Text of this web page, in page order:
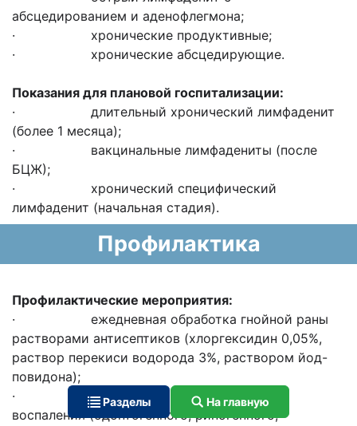
абсцедированием и аденофлегмона;
· хронические продуктивные;
· хронические абсцедирующие.
Показания для плановой госпитализации:
· длительный хронический лимфаденит
(более 1 месяца);
· вакцинальные лимфадениты (после
БЦЖ);
· хронический специфический
лимфаденит (начальная стадия).
Профилактика
Профилактические мероприятия:
· ежедневная обработка гнойной раны
растворами антисептиков (хлоргексидин 0,05%,
раствор перекиси водорода 3%, раствором йод-
повидона);
· санация хронических очагов
воспаления (одонтогенного, риногенного,
Разделы На главную